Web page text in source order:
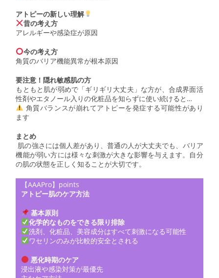
アトピーの新しい理解
昔の考え方
アレルギーや感染症が原因
今の考え方
角質のバリア機能異常が根本原因
要注意！隠れ敏感肌の方
もともと肌が弱めで「ギリギリ大丈夫」な方が、合成界面活
性剤やエタノール入りの化粧品を知らずに使い続けると…
角質バランスが崩れてアトピーを発症する可能性があり
ます
まとめ
肌の強さには個人差があり、普通の人が大丈夫でも、バリア
機能が弱い方には様々な刺激が大きな影響を与えます。自分
の肌の状態を正しく知ることが大切です。
【AAAPro】points
アトピー肌のケア方法
基本原則
化学的なものをできる限り排除
洗剤、化粧品、美容成分はすべて刺激になる可能性
ワセリンのみが比較的安全とされる
悪化時期のケア
浸出液や感染対策が最優先